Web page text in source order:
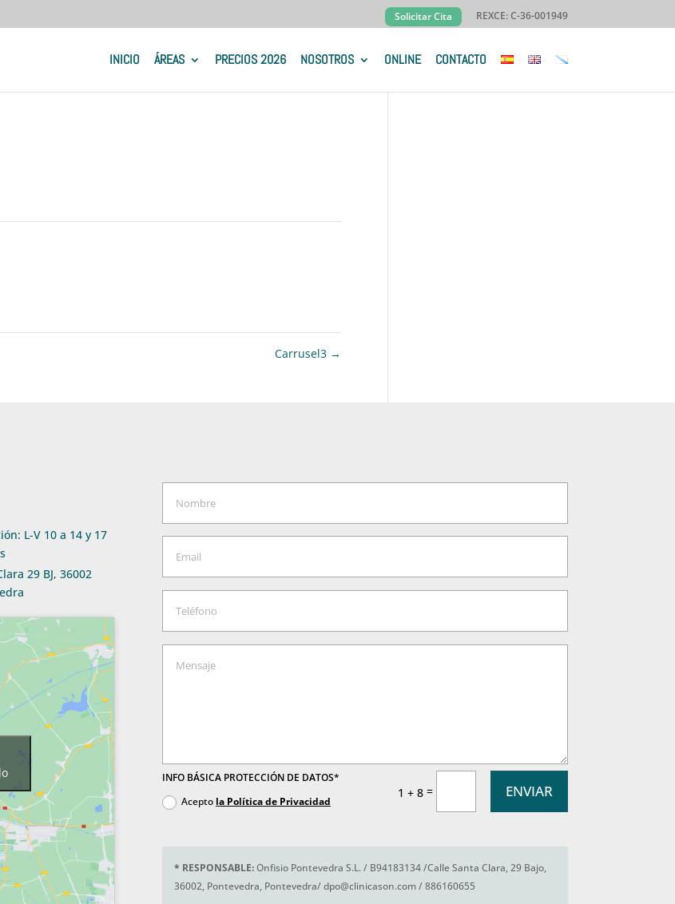
Solicitar Cita REXCE: C-36-001949
INICIO ÁREAS PRECIOS 2026 NOSOTROS ONLINE CONTACTO
Carrusel3 →
L-V 10 a 14 y 17
29 BJ, 36002
INFO BÁSICA PROTECCIÓN DE DATOS*
Acepto la Política de Privacidad
1 + 8= ENVIAR
* RESPONSABLE:Onfisio Pontevedra S.L. / B94183134 /Calle Santa Clara, 29 Bajo,
36002, Pontevedra, Pontevedra/ dpo@clinicason.com / 886160655